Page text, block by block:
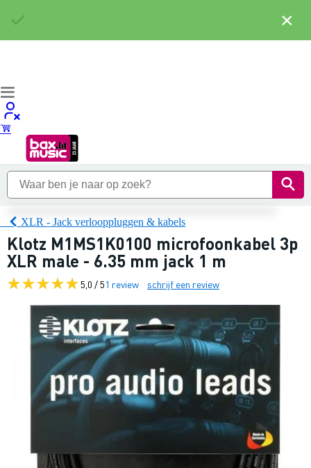
XLR - Jack verlooppluggen & kabels
Klotz M1MS1K0100 microfoonkabel 3p
XLR male - 6.35 mm jack 1 m
5,0 / 51 review schrijf een review
×